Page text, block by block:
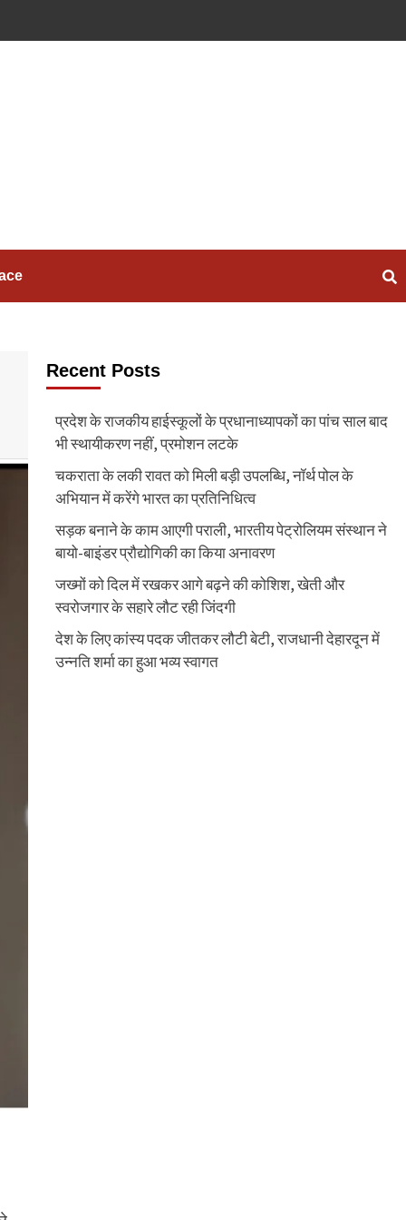
Recent Posts
प्रदेश के राजकीय हाईस्कूलों के प्रधानाध्यापकों का पांच साल बाद
भी स्थायीकरण नहीं, प्रमोशन लटके
चकराता के लकी रावत को मिली बड़ी उपलब्धि, नॉर्थ पोल के
अभियान में करेंगे भारत का प्रतिनिधित्व
सड़क बनाने के काम आएगी पराली, भारतीय पेट्रोलियम संस्थान ने
बायो-बाइंडर प्रौद्योगिकी का किया अनावरण
जख्मों को दिल में रखकर आगे बढ़ने की कोशिश, खेती और
स्वरोजगार के सहारे लौट रही जिंदगी
देश के लिए कांस्य पदक जीतकर लौटी बेटी, राजधानी देहारदून में
उन्नति शर्मा का हुआ भव्य स्वागत